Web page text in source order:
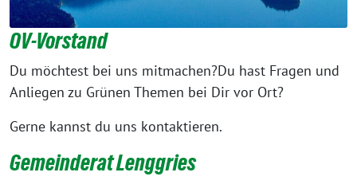
OV-Vorstand
Du möchtest bei uns mitmachen?Du hast Fragen und
Anliegen zu Grünen Themen bei Dir vor Ort?
Gerne kannst du uns kontaktieren.
Gemeinderat Lenggries